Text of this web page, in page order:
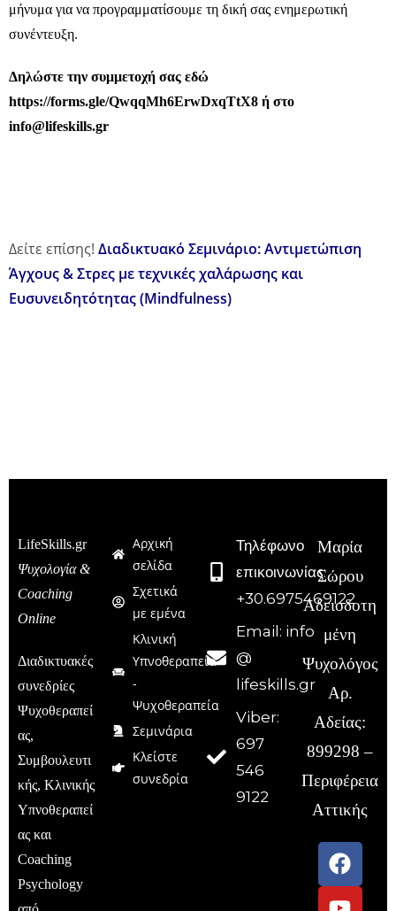
μήνυμα για να προγραμματίσουμε τη δική σας ενημερωτική
συνέντευξη.
Δηλώστε την συμμετοχή σας εδώ
https://forms.gle/QwqqMh6ErwDxqTtX8 ή στο
info@lifeskills.gr
Δείτε επίσης! Διαδικτυακό Σεμινάριο: Αντιμετώπιση
Άγχους & Στρες με τεχνικές χαλάρωσης και
Ευσυνειδητότητας (Mindfulness)
LifeSkills.gr
Ψυχολογία &
Coaching
Online
Διαδικτυακές
συνεδρίες
Ψυχοθεραπεί
ας,
Συμβουλευτι
κής, Κλινικής
Υπνοθεραπεί
ας και
Coaching
Psychology
Αρχική
σελίδα
Σχετικά
με εμένα
Κλινική
Υπνοθεραπεία
-
Ψυχοθεραπεία
Σεμινάρια
Κλείστε
συνεδρία
Τηλέφωνο
επικοινωνίας:
+30.6975469122
Email: info
@
lifeskills.gr
Viber:
697
546
9122
Μαρία
Σώρου
Αδειοδοτη
μένη
Ψυχολόγος
Αρ.
Αδείας:
899298 –
Περιφέρεια
Αττικής